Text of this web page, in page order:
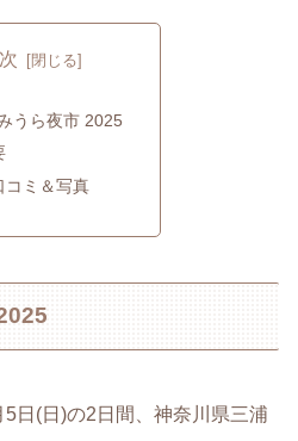
うら夜市 2025
コミ＆写真
日(日)の2日間、神奈川県三浦